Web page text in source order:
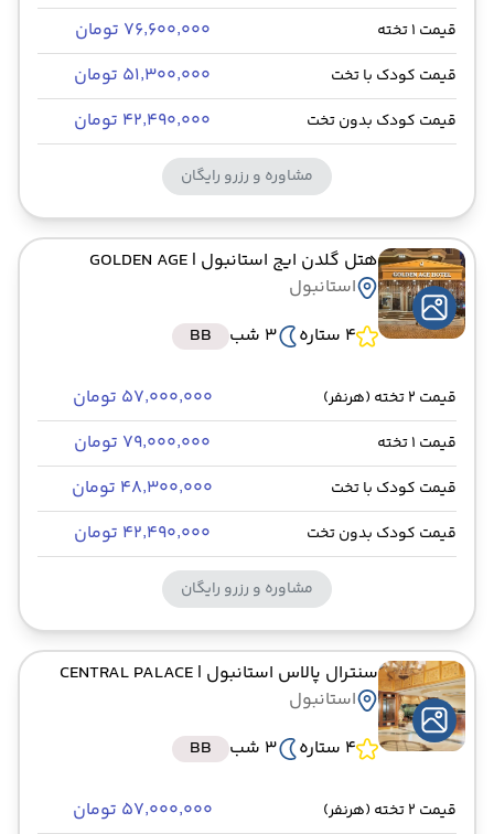
قیمت 1 تخته ۷۶٬۶۰۰٬۰۰۰ تومان
قیمت کودک با تخت ۵۱٬۳۰۰٬۰۰۰ تومان
قیمت کودک بدون تخت ۴۲٬۴۹۰٬۰۰۰ تومان
مشاوره و رزرو رایگان
هتل گلدن ایج استانبول | GOLDEN AGE
استانبول
4 ستاره
3 شب BB
قیمت 2 تخته (هرنفر) ۵۷٬۰۰۰٬۰۰۰ تومان
قیمت 1 تخته ۷۹٬۰۰۰٬۰۰۰ تومان
قیمت کودک با تخت ۴۸٬۳۰۰٬۰۰۰ تومان
قیمت کودک بدون تخت ۴۲٬۴۹۰٬۰۰۰ تومان
مشاوره و رزرو رایگان
سنترال پالاس استانبول | CENTRAL PALACE
استانبول
4 ستاره
3 شب BB
قیمت 2 تخته (هرنفر) ۵۷٬۰۰۰٬۰۰۰ تومان